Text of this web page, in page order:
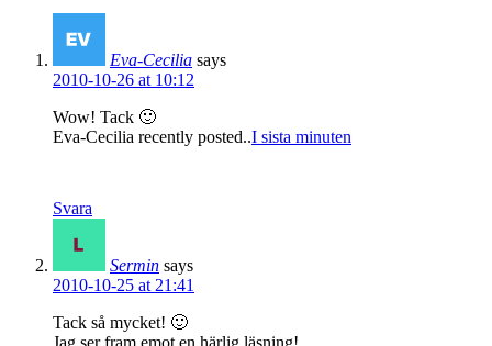
Eva-Cecilia says
2010-10-26 at 10:12
Wow! Tack 🙂
Eva-Cecilia recently posted..I sista minuten
Svara
Sermin says
2010-10-25 at 21:41
Tack så mycket! 🙂
Jag ser fram emot en härlig läsning!